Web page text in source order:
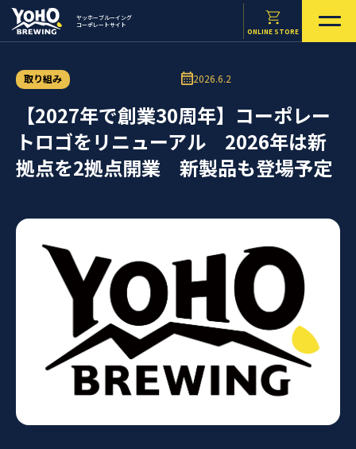
ヤッホーブルーイング
コーポレートサイト
ONLINE STORE
取り組み 2026.6.2
【2027年で創業30周年】コーポレー
トロゴをリニューアル 2026年は新
拠点を2拠点開業 新製品も登場予定